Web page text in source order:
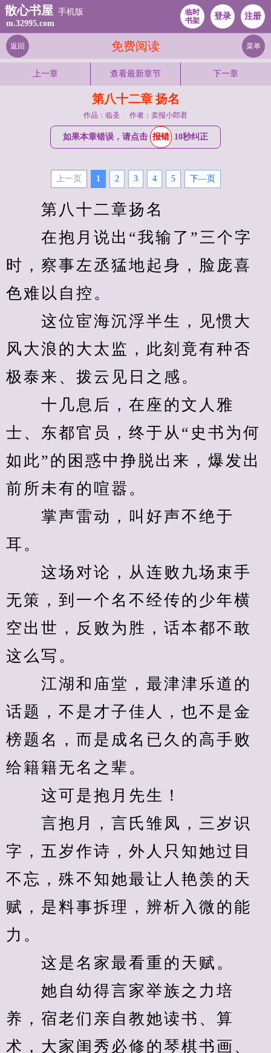
散心书屋 手机版
m.32995.com
临时
书架
登录 注册
免费阅读
返回 菜单
上一章 查看最新章节 下一章
第八十二章 扬名
作品：临圣 作者：卖报小郎君
如果本章错误，请点击 报错 10秒纠正
上一页 1 2 3 4 5 下—页
第八十二章扬名
在抱月说出“我输了”三个字
时，察事左丞猛地起身，脸庞喜
色难以自控。
这位宦海沉浮半生，见惯大
风大浪的大太监，此刻竟有种否
极泰来、拨云见日之感。
十几息后，在座的文人雅
士、东都官员，终于从“史书为何
如此”的困惑中挣脱出来，爆发出
前所未有的喧嚣。
掌声雷动，叫好声不绝于
耳。
这场对论，从连败九场束手
无策，到一个名不经传的少年横
空出世，反败为胜，话本都不敢
这么写。
江湖和庙堂，最津津乐道的
话题，不是才子佳人，也不是金
榜题名，而是成名已久的高手败
给籍籍无名之辈。
这可是抱月先生！
言抱月，言氏雏凤，三岁识
字，五岁作诗，外人只知她过目
不忘，殊不知她最让人艳羡的天
赋，是料事拆理，辨析入微的能
力。
这是名家最看重的天赋。
她自幼得言家举族之力培
养，宿老们亲自教她读书、算
术，大家闺秀必修的琴棋书画、